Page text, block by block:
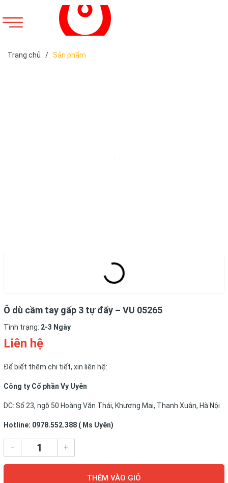
Trang chủ / Sản phẩm
Ô dù cầm tay gấp 3 tự đẩy – VU 05265
Tình trạng: 2-3 Ngày
Liên hệ
Để biết thêm chi tiết, xin liên hệ:
Công ty Cổ phần Vy Uyên
DC: Số 23, ngõ 50 Hoàng Văn Thái, Khương Mai, Thanh Xuân, Hà Nội
Hotline: 0978.552.388 ( Ms Uyên)
– +
THÊM VÀO GIỎ